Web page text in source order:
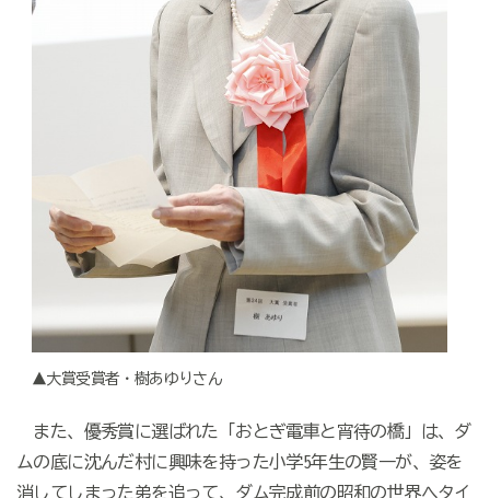
▲大賞受賞者・樹あゆりさん
また、優秀賞に選ばれた「おとぎ電車と宵待の橋」は、ダ
ムの底に沈んだ村に興味を持った小学5年生の賢一が、姿を
消してしまった弟を追って、ダム完成前の昭和の世界へタイ